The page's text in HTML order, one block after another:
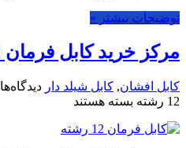
توضیحات بیشتر »
مرکز خرید کابل فرمان 12 رشته
کابل افشان, کابل شیلد دار دیدگاه‌ها
12 رشته
بسته هستند